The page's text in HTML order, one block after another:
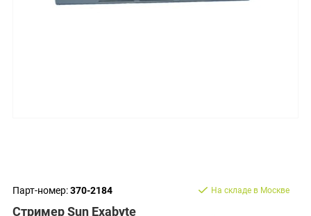
Парт-номер:370-2184
Стример Sun Exabyte
На складе в Москве